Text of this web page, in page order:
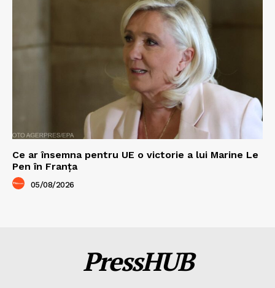
Ce ar însemna pentru UE o victorie a lui Marine Le
Pen în Franța
05/08/2026
PressHUB